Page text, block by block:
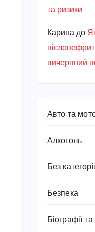
та ризики
Каринадо
вичерпний
Авто та
Алкоголь
Без
Безпека
Біографії та